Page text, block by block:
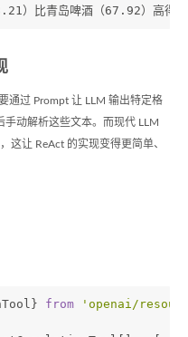
）比青岛啤酒（67.92）高得多
通过 Prompt 让 LLM 输出特定格
动解析这些文本。而现代 LLM
这让 ReAct 的实现变得更简单、
from 'openai/